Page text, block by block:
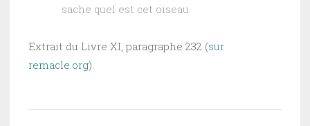
sache quel est cet oiseau.
Extrait du Livre XI, paragraphe 232 (sur
remacle.org).